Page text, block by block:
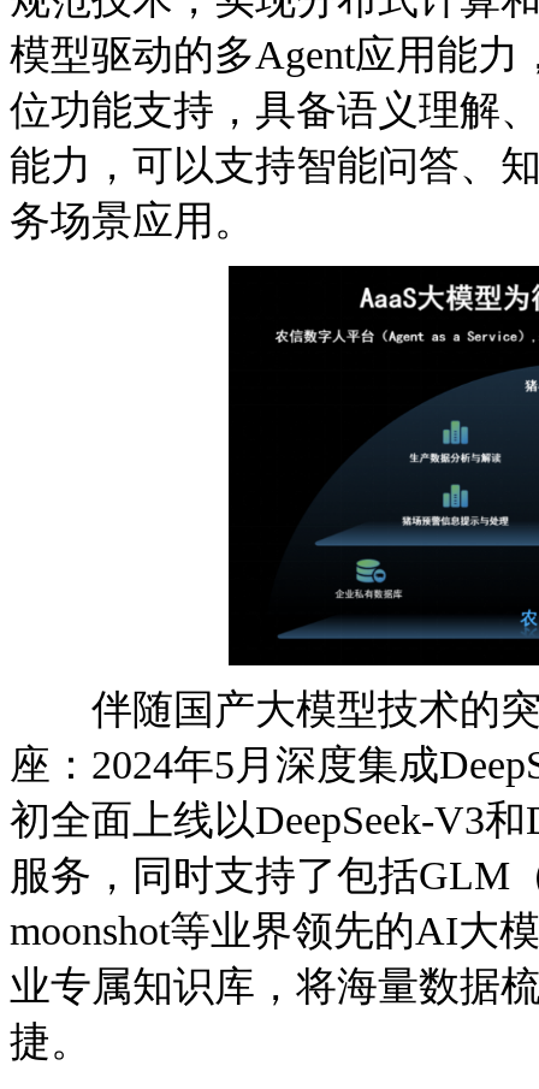
模型驱动的多Agent应用能
位功能支持，具备语义理解
能力，可以支持智能问答、
务场景应用。
伴随国产大模型技术的突
座：2024年5月深度集成
初全面上线以DeepSeek-V3
服务，同时支持了包括GLM
moonshot等业界领先的AI大
业专属知识库，将海量数据
捷。